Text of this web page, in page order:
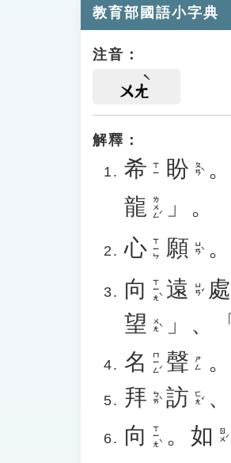
教育部國語小字典
注音：
ㄨㄤ
解釋：
希 ㄒㄧ 盼 ㄆㄢˋ 。
龍 ㄌㄨㄥˊ
」。
心 ㄒㄧㄣ 願 ㄩㄢˋ 。
向 ㄒㄧㄤˋ 遠 ㄩㄢˇ 處
望 ㄨㄤˋ 」、「
名 ㄇㄧㄥˊ 聲 ㄕㄥ 。
拜 ㄅㄞˋ 訪 ㄈㄤˇ 、
向 ㄒㄧㄤˋ 。 如 ㄖㄨˊ